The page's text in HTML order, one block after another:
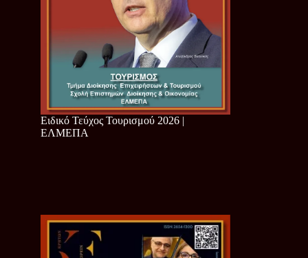
Ειδικό Τεύχος Τουρισμού 2026 |
ΕΛΜΕΠΑ